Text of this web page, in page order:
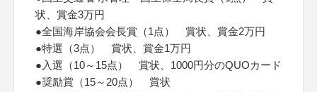
状、賞金3万円
●全国海岸協会会長賞（1点） 賞状、賞金2万円
●特選（3点） 賞状、賞金1万円
●入選（10～15点） 賞状、1000円分のQUOカード
●奨励賞（15～20点） 賞状